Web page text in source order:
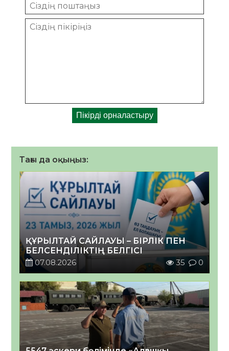
Тағы да оқыңыз:
ҚҰРЫЛТАЙ САЙЛАУЫ – БІРЛІК ПЕН
БЕЛСЕНДІЛІКТІҢ БЕЛГІСІ
07.08.2026
35 0